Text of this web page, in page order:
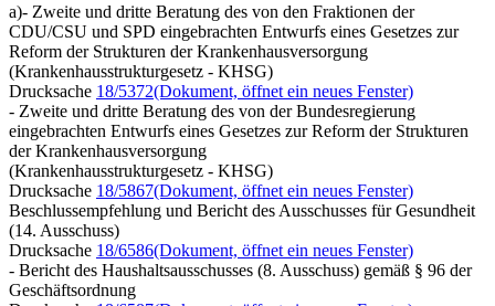
a)- Zweite und dritte Beratung des von den Fraktionen der
CDU/CSU und SPD eingebrachten Entwurfs eines Gesetzes zur
Reform der Strukturen der Krankenhausversorgung
(Krankenhausstrukturgesetz - KHSG)
Drucksache 18/5372(Dokument, öffnet ein neues Fenster)
- Zweite und dritte Beratung des von der Bundesregierung
eingebrachten Entwurfs eines Gesetzes zur Reform der Strukturen
der Krankenhausversorgung
(Krankenhausstrukturgesetz - KHSG)
Drucksache 18/5867(Dokument, öffnet ein neues Fenster)
Beschlussempfehlung und Bericht des Ausschusses für Gesundheit
(14. Ausschuss)
Drucksache 18/6586(Dokument, öffnet ein neues Fenster)
- Bericht des Haushaltsausschusses (8. Ausschuss) gemäß § 96 der
Geschäftsordnung